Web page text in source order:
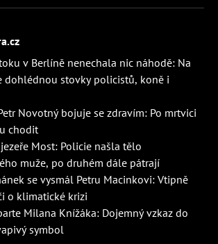
v Berlíně nenechala nic náhodě: Na
dohlédnou stovky policistů, koně i
Novotný bojuje se zdravím: Po mrtvici
chodit
Most: Policie našla tělo
muže, po druhém dále pátrají
se vysmál Petru Macinkovi: Vtipně
o klimatické krizi
Milana Knížáka: Dojemný vzkaz do
symbol